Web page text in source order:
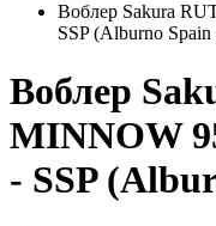
Воблер Sakura
SSP (Alburno Spain
Воблер
MINNOW
- SSP